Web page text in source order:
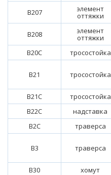
В207 элемент
оттяжки
В208 элемент
оттяжки
В20С
тросостойка
В21 тросостойка
В21С тросостойка
В22С
надставка
В2С
траверса
В3 траверса
В30 хомут